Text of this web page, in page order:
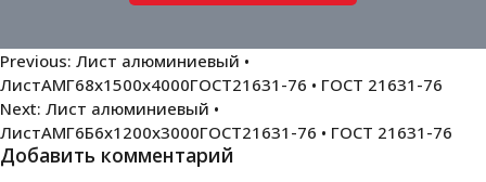
Навигация
по
записям
Previous: Лист алюминиевый •
ЛистАМГ68х1500х4000ГОСТ21631-76 • ГОСТ 21631-76
Next: Лист алюминиевый •
ЛистАМГ6Б6х1200х3000ГОСТ21631-76 • ГОСТ 21631-76
Добавить комментарий